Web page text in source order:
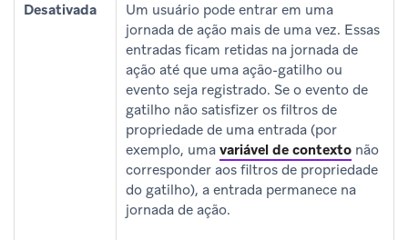
Desativada
Um usuário pode entrar em uma
jornada de ação mais de uma vez. Essas
entradas ficam retidas na jornada de
ação até que uma ação-gatilho ou
evento seja registrado. Se o evento de
gatilho não satisfizer os filtros de
propriedade de uma entrada (por
exemplo, uma variável de contexto não
corresponder aos filtros de propriedade
do gatilho), a entrada permanece na
jornada de ação.